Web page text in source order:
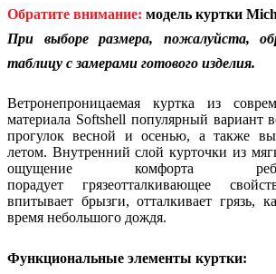
Обратите внимание: модель куртки
При выборе размера, пожалуйста,
таблицу с замерами готового изделия.
Ветронепроницаемая куртка из
материала Softshell популярный вариант
прогулок весной и осенью, а также
летом. Внутренний слой курточки из
ощущение комфорта
порадует грязеотталкивающее
впитывает брызги, отталкивает грязь,
время небольшого дождя.
Функциональные элементы куртки: